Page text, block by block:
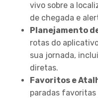
vivo sobre a
de chegada e
Planejamento
rotas do
sua jornada,
diretas.
Favoritos e
paradas favoritas